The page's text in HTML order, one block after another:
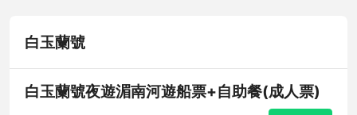
白玉蘭號
白玉蘭號夜遊湄南河遊船票+自助餐(成人票)